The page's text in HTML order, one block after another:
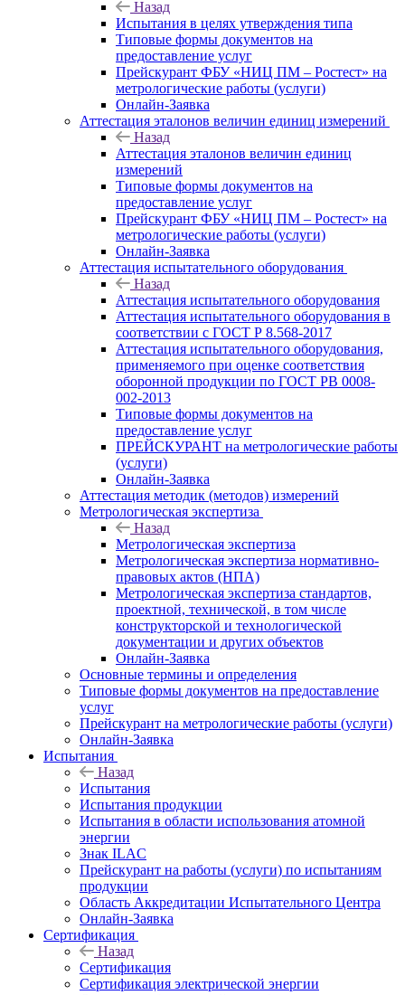
Назад
Испытания в целях утверждения типа
Типовые формы документов на
предоставление услуг
Прейскурант ФБУ «НИЦ ПМ – Ростест» на
метрологические работы (услуги)
Онлайн-Заявка
Аттестация эталонов величин единиц измерений
Назад
Аттестация эталонов величин единиц
измерений
Типовые формы документов на
предоставление услуг
Прейскурант ФБУ «НИЦ ПМ – Ростест» на
метрологические работы (услуги)
Онлайн-Заявка
Аттестация испытательного оборудования
Назад
Аттестация испытательного оборудования
Аттестация испытательного оборудования в
соответствии с ГОСТ Р 8.568-2017
Аттестация испытательного оборудования,
применяемого при оценке соответствия
оборонной продукции по ГОСТ РВ 0008-
002-2013
Типовые формы документов на
предоставление услуг
ПРЕЙСКУРАНТ на метрологические работы
(услуги)
Онлайн-Заявка
Аттестация методик (методов) измерений
Метрологическая экспертиза
Назад
Метрологическая экспертиза
Метрологическая экспертиза нормативно-
правовых актов (НПА)
Метрологическая экспертиза стандартов,
проектной, технической, в том числе
конструкторской и технологической
документации и других объектов
Онлайн-Заявка
Основные термины и определения
Типовые формы документов на предоставление
услуг
Прейскурант на метрологические работы (услуги)
Онлайн-Заявка
Испытания
Назад
Испытания
Испытания продукции
Испытания в области использования атомной
энергии
Знак ILAC
Прейскурант на работы (услуги) по испытаниям
продукции
Область Аккредитации Испытательного Центра
Онлайн-Заявка
Сертификация
Назад
Сертификация
Сертификация электрической энергии